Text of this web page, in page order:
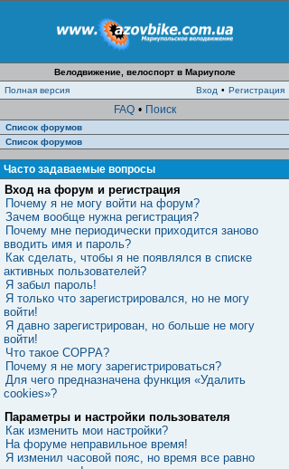
Велодвижение, велоспорт в Мариуполе
Полная версия
Вход • Регистрация
FAQ • Поиск
Список форумов
Список форумов
Часто задаваемые вопросы
Вход на форум и регистрация
Почему я не могу войти на форум?
Зачем вообще нужна регистрация?
Почему мне периодически приходится заново
вводить имя и пароль?
Как сделать, чтобы я не появлялся в списке
активных пользователей?
Я забыл пароль!
Я только что зарегистрировался, но не могу
войти!
Я давно зарегистрирован, но больше не могу
войти!
Что такое COPPA?
Почему я не могу зарегистрироваться?
Для чего предназначена функция «Удалить
cookies»?
Параметры и настройки пользователя
Как изменить мои настройки?
На форуме неправильное время!
Я изменил часовой пояс, но время все равно